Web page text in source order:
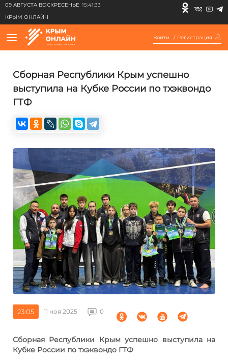
09 АВГУСТА ВОСКРЕСЕНЬЕ 15:41:33
КРЫМ ОНЛАЙН
Войти / Регистрация
Сборная Республики Крым успешно
выступила на Кубке России по тхэквондо
ГТФ
23:05 11 ноя 2025 0
Сборная Республики Крым успешно выступила на
Кубке России по тхэквондо ГТФ